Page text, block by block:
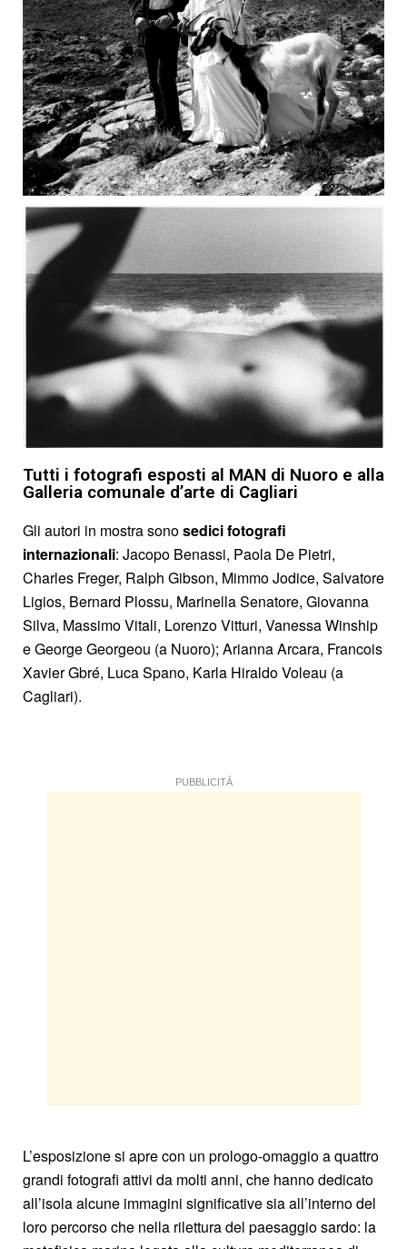
Tutti i fotografi esposti al MAN di Nuoro e alla
Galleria comunale d’arte di Cagliari
Gli autori in mostra sonosedici fotografi
internazionali: Jacopo Benassi, Paola De Pietri,
Charles Freger, Ralph Gibson, Mimmo Jodice, Salvatore
Ligios, Bernard Plossu, Marinella Senatore, Giovanna
Silva, Massimo Vitali, Lorenzo Vitturi, Vanessa Winship
e George Georgeou (a Nuoro); Arianna Arcara, Francois
Xavier Gbré, Luca Spano, Karla Hiraldo Voleau (a
Cagliari).
PUBBLICITÀ
L’esposizione si apre con un prologo-omaggio a quattro
grandi fotografi attivi da molti anni, che hanno dedicato
all’isola alcune immagini significative sia all’interno del
loro percorso che nella rilettura del paesaggio sardo: la